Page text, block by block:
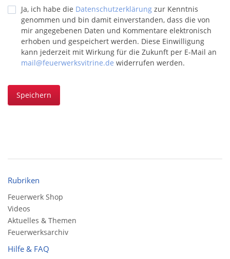
Ja, ich habe die Datenschutzerklärung zur Kenntnis
genommen und bin damit einverstanden, dass die von
mir angegebenen Daten und Kommentare elektronisch
erhoben und gespeichert werden. Diese Einwilligung
kann jederzeit mit Wirkung für die Zukunft per E-Mail an
mail@feuerwerksvitrine.de widerrufen werden.
Speichern
Rubriken
Feuerwerk Shop
Videos
Aktuelles & Themen
Feuerwerksarchiv
Hilfe & FAQ